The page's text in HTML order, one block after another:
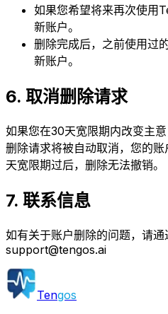
如果您希望将来再次使用
新账户。
删除完成后，之前使用过
新账户。
6. 取消删除请求
如果您在30天宽限期内改变主
删除请求将被自动取消，您的
天宽限期过后，删除无法撤销。
7. 联系信息
如有关于账户删除的问题，请通
support@tengos.ai
Tengos